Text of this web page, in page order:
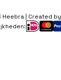
| Created by